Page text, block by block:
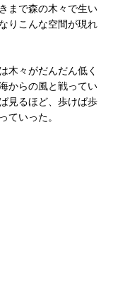
まで森の木々で生い
りこんな空間が現れ
木々がだんだん低く
からの風と戦ってい
見るほど、歩けば歩
ていった。